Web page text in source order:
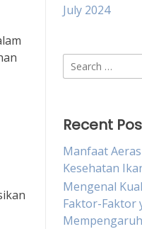
July 2024
Search
for:
Recent
Manfaat
Kesehatan
Mengenal
Faktor-Faktor